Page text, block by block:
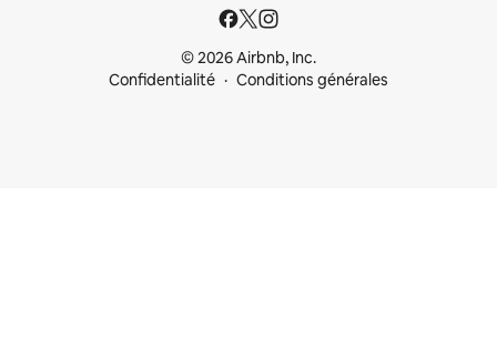
© 2026 Airbnb, Inc.
Confidentialité
Conditions générales